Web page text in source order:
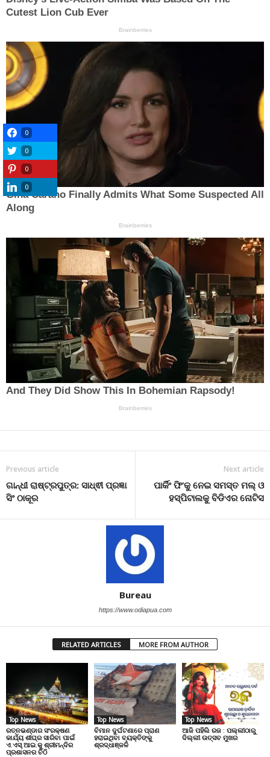
Previous article
ଗାନ୍ଧୀ ରାଷ୍ଟ୍ରପୁତ୍ର: ସାଧ୍ଵୀ ପ୍ରଜ୍ଞା
ସିଂ ଠାକୂର
Next article
ପାର୍କିଂ ଫି’କୁ ନେଇ ସମସ୍ତ ମଲ୍ ଓ
ହସ୍ପିଟାଲକୁ ବିଡିଏର ନୋଟିସ
Bureau
https://www.odiapua.com
RELATED ARTICLES MORE FROM AUTHOR
Top News
ରତ୍ନଭଣ୍ଡାର ସଂରକ୍ଷଣ
କାର୍ଯ୍ୟ ଶୀଘ୍ର ସାରିବା ପାଇଁ
ଏ.ଏସ୍.ଆଇ.କୁ ଶ୍ରୀମନ୍ଦିର
ପ୍ରଶାସନର ଚିଠି
Top News
ବିମାନ ଦୁର୍ଘଟଣାରେ ପ୍ରାଣ
ହରାଇଥିବା ବ୍ୟକ୍ତିଙ୍କୁ
ଶ୍ରଦ୍ଧାଞ୍ଜଳି
Top News
ଆଜି ପହିଲି ରଜ : ପଲ୍ଲୀଠାରୁ
ଦିଲ୍ଲୀ ଉତ୍ସବ ମୁଖର
0
0
0
0